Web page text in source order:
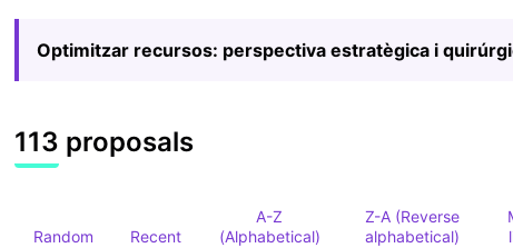
Optimitzar recursos: perspectiva estratègica i
113 proposals
Random Recent
A-Z
(Alphabetical)
Z-A (Reverse
alphabetical)